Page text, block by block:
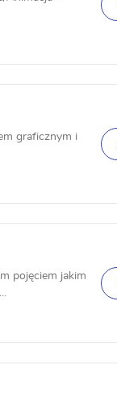
graficznym i
pojęciem jakim